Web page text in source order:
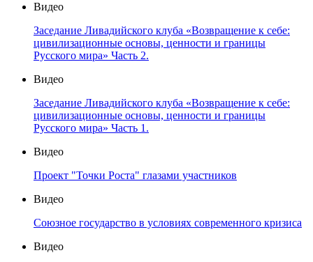
Видео
Заседание Ливадийского клуба «Возвращение к себе:
цивилизационные основы, ценности и границы
Русского мира» Часть 2.
Видео
Заседание Ливадийского клуба «Возвращение к себе:
цивилизационные основы, ценности и границы
Русского мира» Часть 1.
Видео
Проект "Точки Роста" глазами участников
Видео
Союзное государство в условиях современного кризиса
Видео